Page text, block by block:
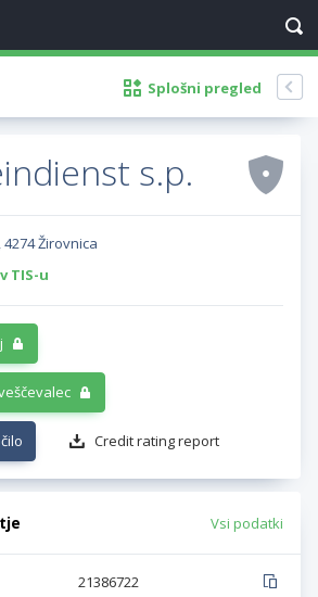
Splošni pregled
s.p.
Žirovnica
TIS-u
Credit rating report
Vsi podatki
21386722